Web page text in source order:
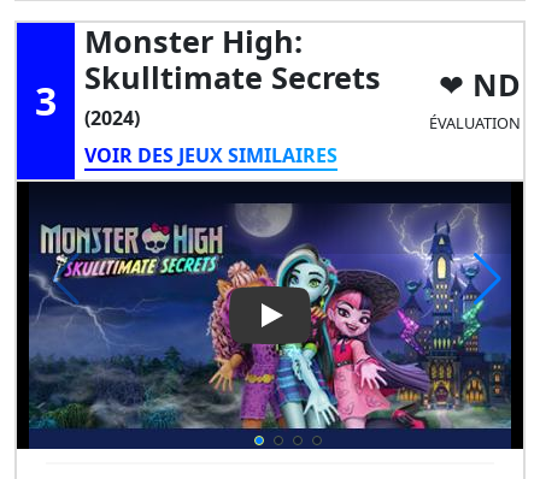
3
Monster High:
Skulltimate Secrets
(2024)
VOIR DES JEUX SIMILAIRES
ND
ÉVALUATION
Play Video: Monster High: